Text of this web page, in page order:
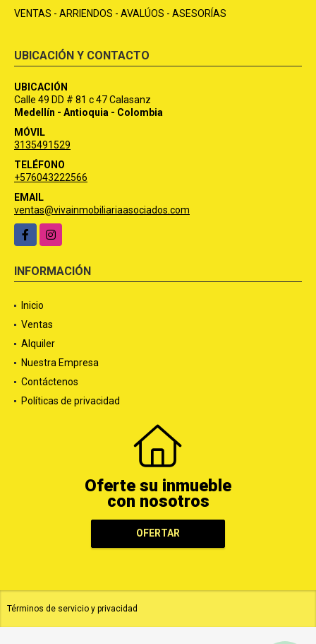
VENTAS - ARRIENDOS - AVALÚOS - ASESORÍAS
UBICACIÓN Y CONTACTO
UBICACIÓN
Calle 49 DD # 81 c 47 Calasanz
Medellín - Antioquia - Colombia
MÓVIL
3135491529
TELÉFONO
+576043222566
EMAIL
ventas@vivainmobiliariaasociados.com
FacebookInstagram
INFORMACIÓN
Inicio
Ventas
Alquiler
Nuestra Empresa
Contáctenos
Políticas de privacidad
Oferte su inmueble
con nosotros
OFERTAR
Términos de servicio y privacidad